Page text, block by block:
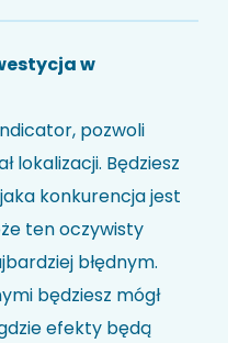
w
pozwoli
lokalizacji. Będziesz
jaka konkurencja jest
ten oczywisty
błędnym.
będziesz mógł
efekty będą